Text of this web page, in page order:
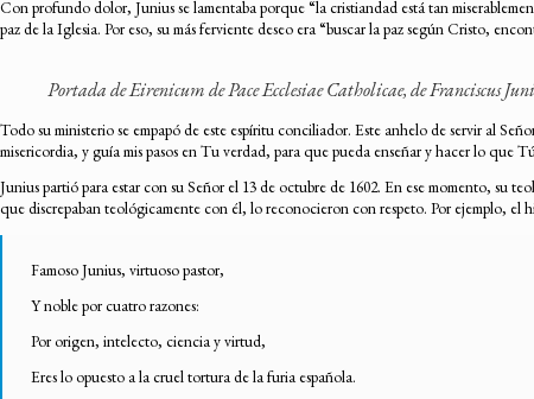
Con profundo dolor, Junius se lamentaba porque “la cristiandad está tan
paz de la Iglesia. Por eso, su más ferviente deseo era “buscar la paz según Cristo,
Portada deEirenicum de Pace Ecclesiae Catholicae, de Franciscus
Todo su ministerio se empapó de este espíritu conciliador. Este anhelo de servir al
misericordia, y guía mis pasos en Tu verdad, para que pueda enseñar y hacer lo que
Junius partió para estar con su Señor el 13 de octubre de 1602. En ese momento, su
que discrepaban teológicamente con él, lo reconocieron con respeto. Por ejemplo,
Famoso Junius, virtuoso pastor,
Y noble por cuatro razones:
Por origen, intelecto, ciencia y virtud,
Eres lo opuesto a la cruel tortura de la furia española.